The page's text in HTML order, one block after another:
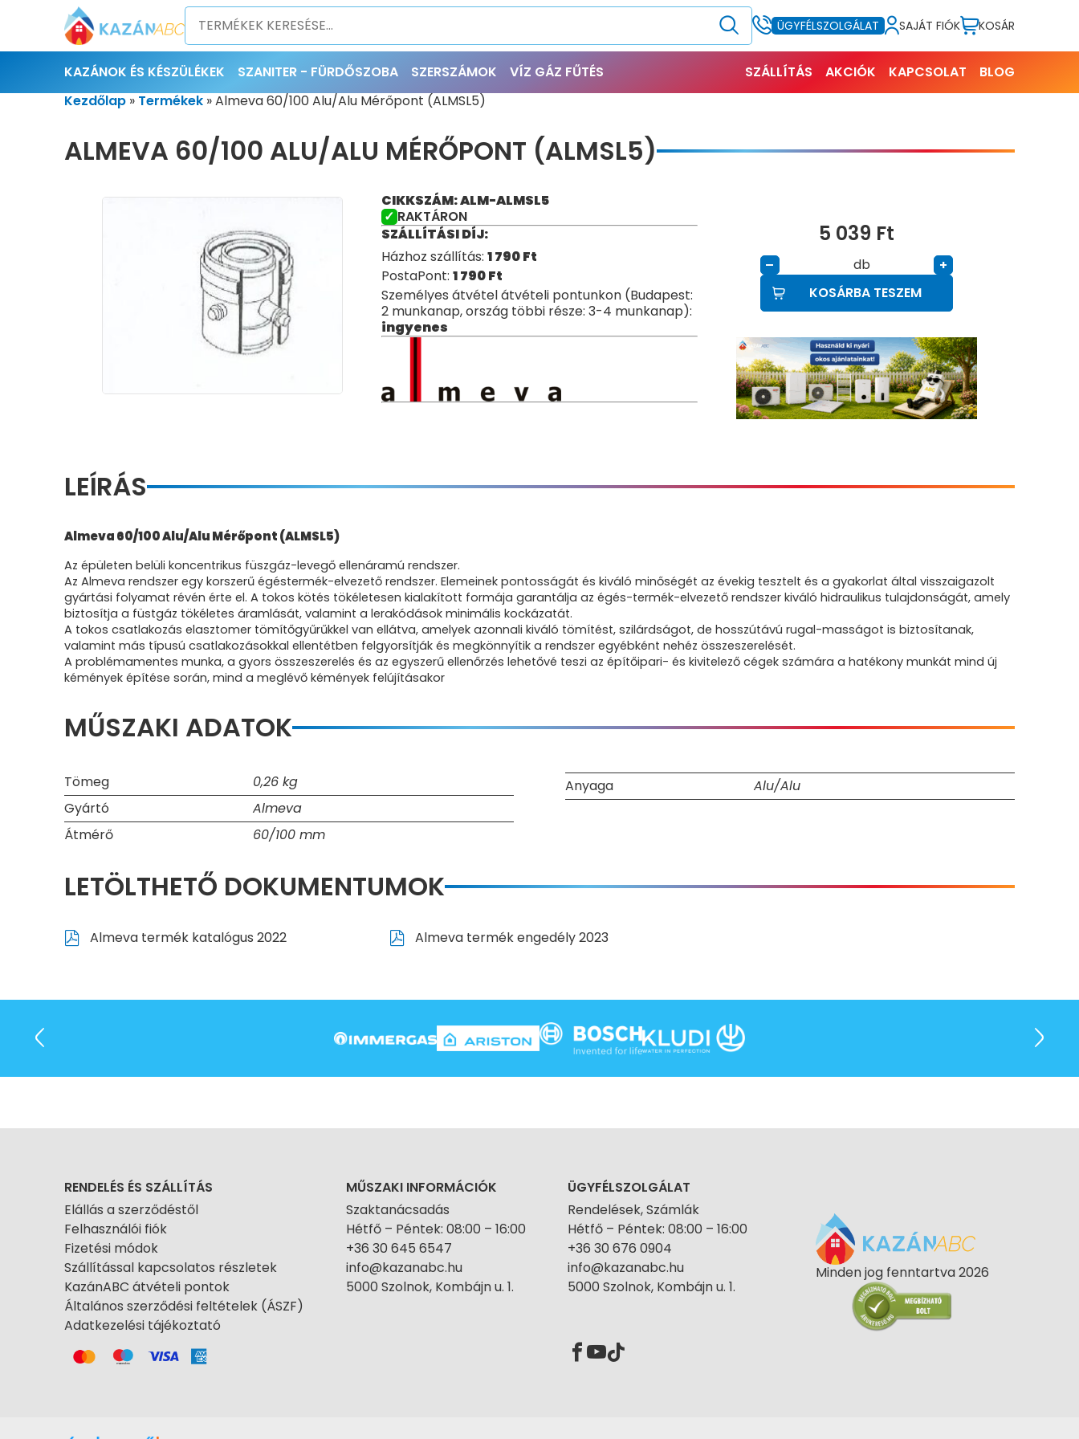
ÜGYFÉLSZOLGÁLAT SAJÁT FIÓK KOSÁR
KAZÁNOK ÉS KÉSZÜLÉKEK SZANITER - FÜRDŐSZOBA SZERSZÁMOK VÍZ GÁZ FŰTÉS SZÁLLÍTÁS AKCIÓK KAPCSOLAT
BLOG
Kezdőlap » Termékek »Almeva 60/100 Alu/Alu Mérőpont (ALMSL5)
ALMEVA 60/100 ALU/ALU MÉRŐPONT (ALMSL5)
CIKKSZÁM: ALM-ALMSL5
RAKTÁRON
SZÁLLÍTÁSI DÍJ:
Házhoz szállítás: 1 790Ft
PostaPont: 1 790Ft
Személyes átvétel átvételi pontunkon (Budapest:
2 munkanap, ország többi része: 3-4 munkanap):
ingyenes
5 039 Ft
– db
+
KOSÁRBA TESZEM
LEÍRÁS
Almeva 60/100 Alu/Alu Mérőpont (ALMSL5)
Az épületen belüli koncentrikus füszgáz-levegő ellenáramú rendszer.
Az Almeva rendszer egy korszerű égéstermék-elvezető rendszer. Elemeinek pontosságát és kiváló minőségét az évekig tesztelt és a gyakorlat által visszaigazolt
gyártási folyamat révén érte el. A tokos kötés tökéletesen kialakított formája garantálja az égés-termék-elvezető rendszer kiváló hidraulikus tulajdonságát, amely
biztosítja a füstgáz tökéletes áramlását, valamint a lerakódások minimális kockázatát.
A tokos csatlakozás elasztomer tömítőgyűrűkkel van ellátva, amelyek azonnali kiváló tömítést, szilárdságot, de hosszútávú rugal-masságot is biztosítanak,
valamint más típusú csatlakozásokkal ellentétben felgyorsítják és megkönnyítik a rendszer egyébként nehéz összeszerelését.
A problémamentes munka, a gyors összeszerelés és az egyszerű ellenőrzés lehetővé teszi az építőipari- és kivitelező cégek számára a hatékony munkát mind új
kémények építése során, mind a meglévő kémények felújításakor
MŰSZAKI ADATOK
Tömeg
0,26 kg
Gyártó
Almeva
Átmérő
60/100 mm
Anyaga Alu/Alu
LETÖLTHETŐ DOKUMENTUMOK
Almeva termék katalógus 2022 Almeva termék engedély 2023
RENDELÉS ÉS SZÁLLÍTÁS
Elállás a szerződéstől
Felhasználói fiók
Fizetési módok
Szállítással kapcsolatos részletek
KazánABC átvételi pontok
Általános szerződési feltételek (ÁSZF)
Adatkezelési tájékoztató
MŰSZAKI INFORMÁCIÓK
Szaktanácsadás
Hétfő – Péntek: 08:00 – 16:00
+36 30 645 6547
info@kazanabc.hu
5000 Szolnok, Kombájn u. 1.
ÜGYFÉLSZOLGÁLAT
Rendelések, Számlák
Hétfő – Péntek: 08:00 – 16:00
+36 30 676 0904
info@kazanabc.hu
5000 Szolnok, Kombájn u. 1.
Minden jog fenntartva 2026